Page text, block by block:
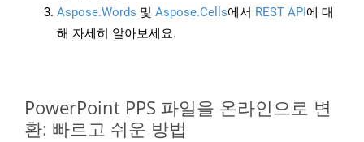
Aspose.Words 및 Aspose.Cells에서 REST API에 대
해 자세히 알아보세요.
PowerPoint PPS 파일을 온라인으로 변
환: 빠르고 쉬운 방법